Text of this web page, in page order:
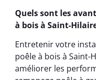
Quels sont les
à bois à Saint-
Entretenir votre
poêle à bois à Saint-
améliorer les